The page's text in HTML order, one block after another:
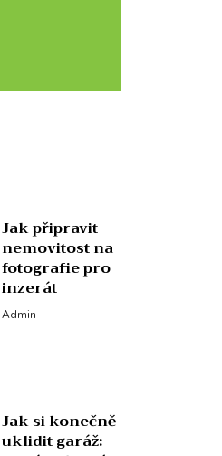
Jak připravit
nemovitost na
fotografie pro
inzerát
Admin
Jak si konečně
uklidit garáž: